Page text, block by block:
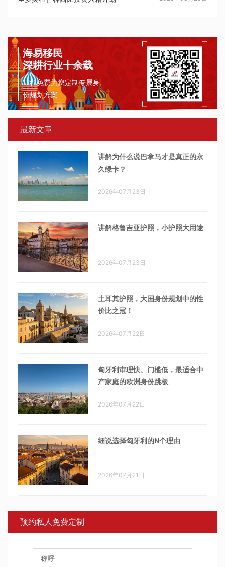
海易移民
深耕行业十余载
1对1免费为您定制专属身
份规划方案
最新文章
讲解为什么说巴拿马才是真正的永
久绿卡？
2026年07月23日
讲解格鲁吉亚护照，小护照大用途
2026年07月23日
土耳其护照，大国身份规划中的性
价比之冠！
2026年07月22日
匈牙利审理快、门槛低，最适合中
产家庭的欧洲身份跳板
2026年07月22日
细说选择匈牙利的N个理由
2026年07月21日
预约私人免费定制